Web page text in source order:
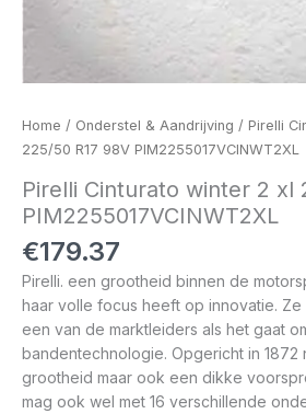
Home / Onderstel & Aandrijving / Pirelli
225/50 R17 98V PIM2255017VCINWT2XL
Pirelli Cinturato winter 2 xl
PIM2255017VCINWT2XL
€179.37
Pirelli. een grootheid binnen de
haar volle focus heeft op innovatie. Ze
een van de marktleiders als het gaat
bandentechnologie. Opgericht in 1872
grootheid maar ook een dikke
mag ook wel met 16 verschillende